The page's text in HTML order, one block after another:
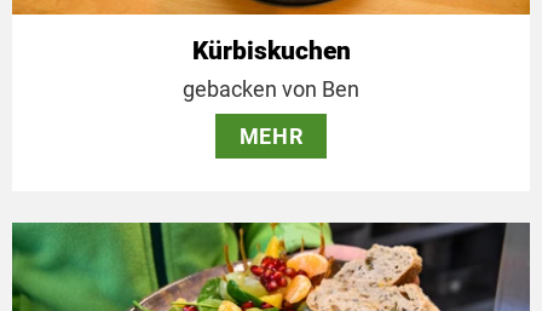
Kürbiskuchen
gebacken von Ben
MEHR